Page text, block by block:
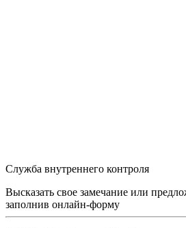
Служба внутреннего контроля
Высказать свое замечание или
заполнив онлайн-форму